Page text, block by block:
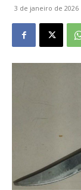
3 de janeiro de 2026